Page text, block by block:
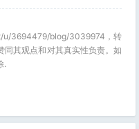
u/3694479/blog/3039974，转
同其观点和对其真实性负责。如
.